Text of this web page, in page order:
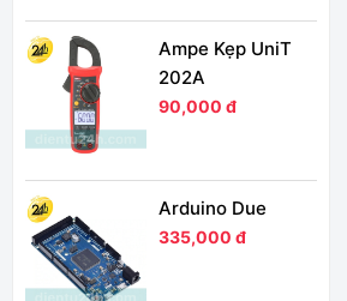
Ampe Kẹp UniT
202A
90,000 đ
Arduino Due
335,000 đ